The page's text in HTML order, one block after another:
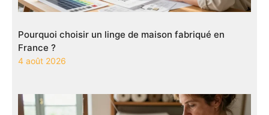
Pourquoi choisir un linge de maison fabriqué en
France ?
4 août 2026